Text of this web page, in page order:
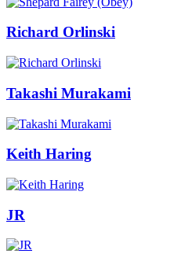
Richard Orlinski
Takashi Murakami
Keith Haring
JR